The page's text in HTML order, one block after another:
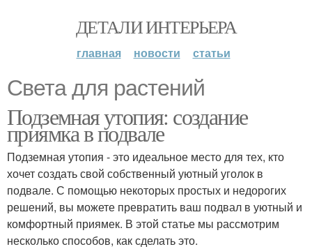
ДЕТАЛИ ИНТЕРЬЕРА
главная новости статьи
Света для растений
Подземная утопия: создание
приямка в подвале
Подземная утопия - это идеальное место для тех, кто
хочет создать свой собственный уютный уголок в
подвале. С помощью некоторых простых и недорогих
решений, вы можете превратить ваш подвал в уютный и
комфортный приямек. В этой статье мы рассмотрим
несколько способов, как сделать это.